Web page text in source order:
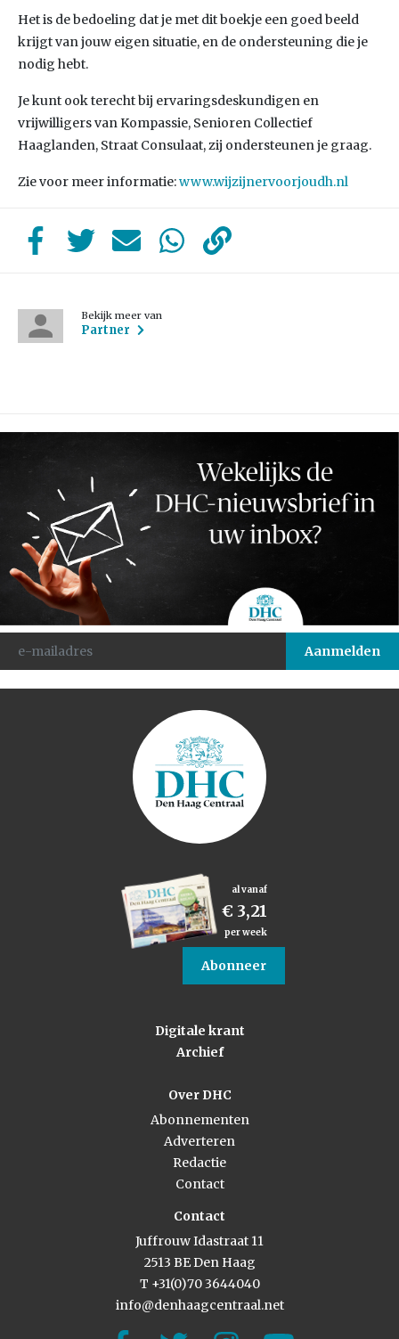
Het is de bedoeling dat je met dit boekje een goed beeld
krijgt van jouw eigen situatie, en de ondersteuning die je
nodig hebt.
Je kunt ook terecht bij ervaringsdeskundigen en
vrijwilligers van Kompassie, Senioren Collectief
Haaglanden, Straat Consulaat, zij ondersteunen je graag.
Zie voor meer informatie:www.wijzijnervoorjoudh.nl
Bekijk meer van
Partner
al vanaf
€ 3,21
per week
Abonneer
Digitale krant
Archief
Over DHC
Abonnementen
Adverteren
Redactie
Contact
Contact
Juffrouw Idastraat 11
2513 BE Den Haag
T +31(0)70 3644040
info@denhaagcentraal.net